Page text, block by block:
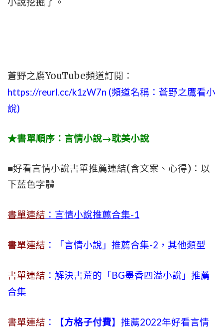
蒼野之鷹YouTube頻道訂閱：
https://reurl.cc/k1zW7n (頻道名稱：蒼野之鷹看小
說)
★書單順序：言情小說→耽美小說
■好看言情小說書單推薦連結(含文案、心得)：以
下藍色字體
書單連結 ：言情小說推薦合集-1
書單連結 ：「言情小說」推薦合集-2，其他類型
書單連結 ：解決書荒的「BG墨香四溢小說」推薦
合集
書單連結 ：【方格子付費】推薦2022年好看言情